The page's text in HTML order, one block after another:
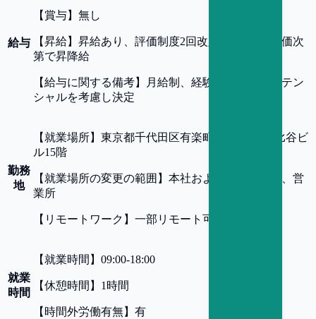
給与
【 賞与】 無し
【昇給】 昇給あり、評価制度2回改定/年 ※人事評価次
第で昇降給
【給与に関する備考】
月給制、経験・スキル・ポテン
シャルを考慮し決定
勤務
地
【 就業場所】 東京都千代田区有楽町1-2-2 東宝日比谷ビ
ル15階
【 就業場所の変更の範囲 】 本社および全ての支社、営
業所
【 リモートワーク 】 一部リモート可
就業
時間
【 就業時間 】 09:00-18:00
【休憩時間 】 1時間
【 時間外労働有無】 有